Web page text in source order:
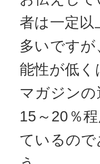
者は一定以
多いです
能性が低
マガジン
15～20％
ているの